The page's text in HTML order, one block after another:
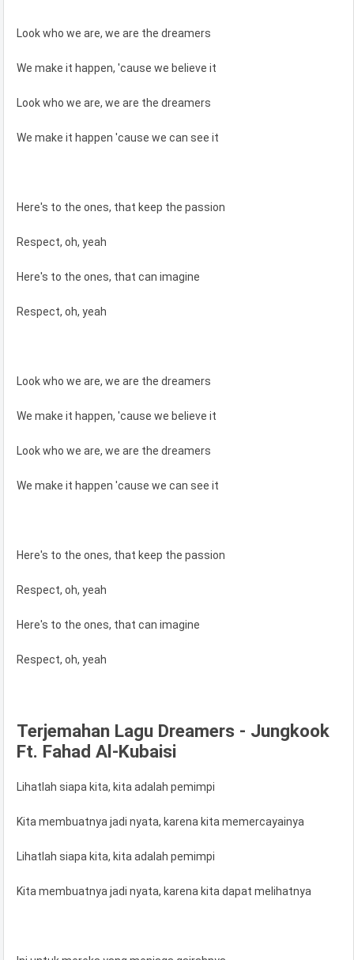
Look who we are, we are the dreamers
We make it happen, 'cause we believe it
Look who we are, we are the dreamers
We make it happen 'cause we can see it
Here's to the ones, that keep the passion
Respect, oh, yeah
Here's to the ones, that can imagine
Respect, oh, yeah
Look who we are, we are the dreamers
We make it happen, 'cause we believe it
Look who we are, we are the dreamers
We make it happen 'cause we can see it
Here's to the ones, that keep the passion
Respect, oh, yeah
Here's to the ones, that can imagine
Respect, oh, yeah
Terjemahan Lagu Dreamers - Jungkook
Ft. Fahad Al-Kubaisi
Lihatlah siapa kita, kita adalah pemimpi
Kita membuatnya jadi nyata, karena kita memercayainya
Lihatlah siapa kita, kita adalah pemimpi
Kita membuatnya jadi nyata, karena kita dapat melihatnya